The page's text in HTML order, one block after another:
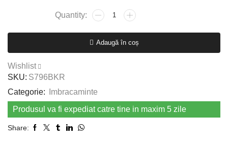
Cantitate
80cm,
Adaugă în coș
Wishlist
SKU: S796BKR
Categorie:
Imbracaminte
Produsul va fi expediat catre tine in maxim 5 zile
Share: